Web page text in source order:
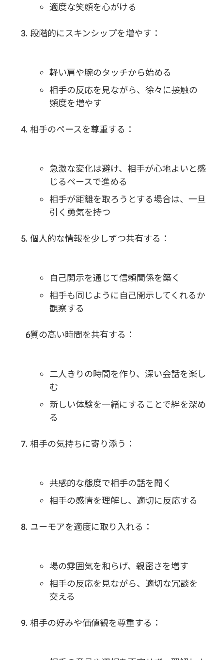
適度な笑顔を心がける
段階的にスキンシップを増やす：
軽い肩や腕のタッチから始める
相手の反応を見ながら、徐々に接触の
頻度を増やす
相手のペースを尊重する：
急激な変化は避け、相手が心地よいと感
じるペースで進める
相手が距離を取ろうとする場合は、一旦
引く勇気を持つ
個人的な情報を少しずつ共有する：
自己開示を通じて信頼関係を築く
相手も同じように自己開示してくれるか
観察する
質の高い時間を共有する：
二人きりの時間を作り、深い会話を楽し
む
新しい体験を一緒にすることで絆を深め
る
相手の気持ちに寄り添う：
共感的な態度で相手の話を聞く
相手の感情を理解し、適切に反応する
ユーモアを適度に取り入れる：
場の雰囲気を和らげ、親密さを増す
相手の反応を見ながら、適切な冗談を
交える
相手の好みや価値観を尊重する：